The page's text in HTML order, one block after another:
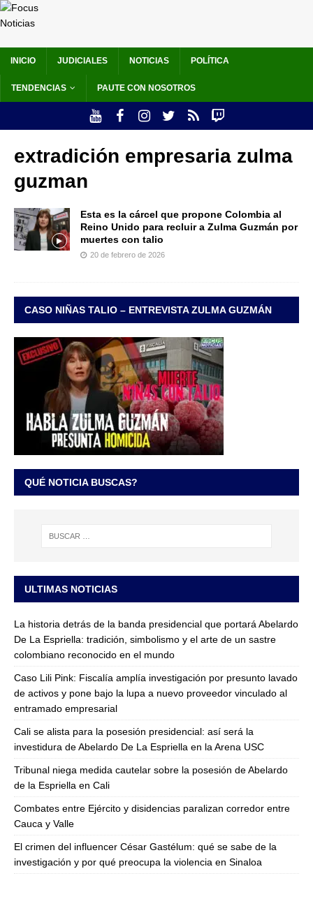
INICIO JUDICIALES NOTICIAS POLÍTICA
TENDENCIAS PAUTE CON NOSOTROS
extradición empresaria zulma
guzman
Esta es la cárcel que propone Colombia al
Reino Unido para recluir a Zulma Guzmán por
muertes con talio
20 de febrero de 2026
CASO NIÑAS TALIO – ENTREVISTA ZULMA GUZMÁN
QUÉ NOTICIA BUSCAS?
ULTIMAS NOTICIAS
La historia detrás de la banda presidencial que portará Abelardo
De La Espriella: tradición, simbolismo y el arte de un sastre
colombiano reconocido en el mundo
Caso Lili Pink: Fiscalía amplía investigación por presunto lavado
de activos y pone bajo la lupa a nuevo proveedor vinculado al
entramado empresarial
Cali se alista para la posesión presidencial: así será la
investidura de Abelardo De La Espriella en la Arena USC
Tribunal niega medida cautelar sobre la posesión de Abelardo
de la Espriella en Cali
Combates entre Ejército y disidencias paralizan corredor entre
Cauca y Valle
El crimen del influencer César Gastélum: qué se sabe de la
investigación y por qué preocupa la violencia en Sinaloa